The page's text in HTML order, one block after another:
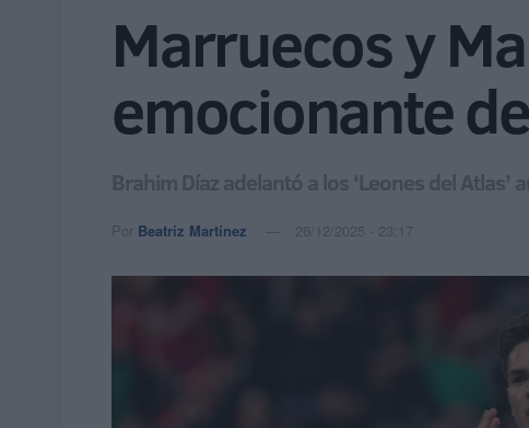
Marruecos y
emocionante
Brahim Díaz adelantó a los ‘Leones del
Por Beatriz Martínez 26/12/2025 - 23:17